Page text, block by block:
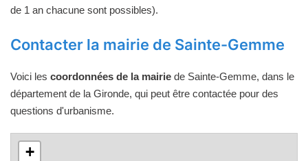
de 1 an chacune sont possibles).
Contacter la mairie de Sainte-Gemme
Voici les coordonnées de la mairie de Sainte-Gemme, dans le
département de la Gironde, qui peut être contactée pour des
questions d'urbanisme.
+